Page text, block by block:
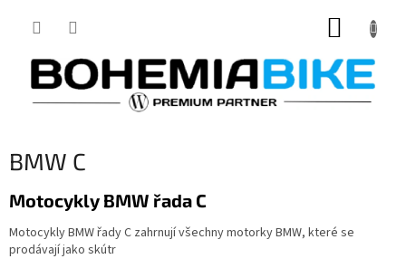
BMW C
Motocykly BMW řada C
Motocykly BMW řady C zahrnují všechny motorky BMW, které se
prodávají jako skútr